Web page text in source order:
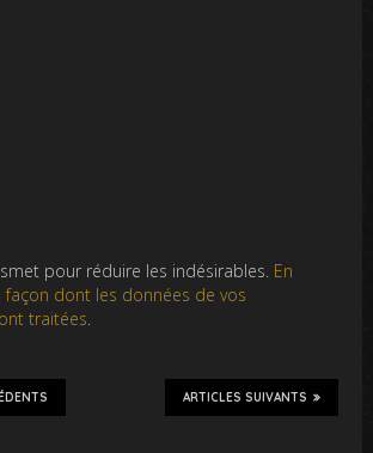
pour réduire les indésirables. En
façon dont les données de vos
traitées.
ARTICLES SUIVANTS